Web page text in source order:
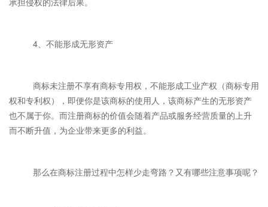
4、不能形成无形资产
商标未注册不享有商标专用权，不能形成工业产权（商标专用
权和专利权），即便你是该商标的使用人，该商标产生的无形资产
也不属于你。而注册商标的价值会随着产品或服务经营质量的上升
而不断升值，为企业带来更多的利益。
那么在商标注册过程中怎样少走弯路？又有哪些注意事项呢？